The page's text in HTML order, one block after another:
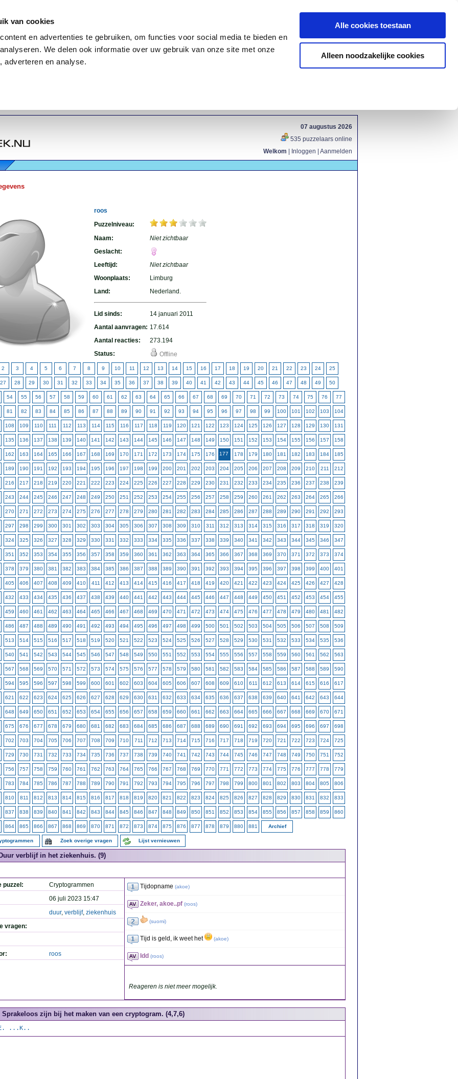
van cookies
en advertenties te gebruiken, om functies voor social media te bieden en
We delen ook informatie over uw gebruik van onze site met onze
adverteren en analyse.
Alle cookies toestaan
Alleen noodzakelijke cookies
07 augustus 2026
535 puzzelaars online
Welkom
Inloggen Aanmelden
roos
Puzzelniveau:
Naam:
Niet zichtbaar
Geslacht:
Leeftijd:
Niet zichtbaar
Woonplaats:
Limburg
Land:
Nederland.
Lid sinds:
14 januari 2011
Aantal aanvragen: 17.614
Aantal reacties:
273.194
Status:
Offline
2 3 4 5 6 7 8 9 10 11 12 13 14 15 16 17 18 19 20 21 22 23 24 25
27 28 29 30 31 32 33 34 35 36 37 38 39 40 41 42 43 44 45 46 47 48 49 50
54 55 56 57 58 59 60 61 62 63 64 65 66 67 68 69 70 71 72 73 74 75 76 77
81 82 83 84 85 86 87 88 89 90 91 92 93 94 95 96 97 98 99 100 101 102 103 104
108 109 110 111 112 113 114 115 116 117 118 119 120 121 122 123 124 125 126 127 128 129 130 131
135 136 137 138 139 140 141 142 143 144 145 146 147 148 149 150 151 152 153 154 155 156 157 158
162 163 164 165 166 167 168 169 170 171 172 173 174 175 176 177 178 179 180 181 182 183 184 185
189 190 191 192 193 194 195 196 197 198 199 200 201 202 203 204 205 206 207 208 209 210 211 212
216 217 218 219 220 221 222 223 224 225 226 227 228 229 230 231 232 233 234 235 236 237 238 239
243 244 245 246 247 248 249 250 251 252 253 254 255 256 257 258 259 260 261 262 263 264 265 266
270 271 272 273 274 275 276 277 278 279 280 281 282 283 284 285 286 287 288 289 290 291 292 293
297 298 299 300 301 302 303 304 305 306 307 308 309 310 311 312 313 314 315 316 317 318 319 320
324 325 326 327 328 329 330 331 332 333 334 335 336 337 338 339 340 341 342 343 344 345 346 347
351 352 353 354 355 356 357 358 359 360 361 362 363 364 365 366 367 368 369 370 371 372 373 374
378 379 380 381 382 383 384 385 386 387 388 389 390 391 392 393 394 395 396 397 398 399 400 401
405 406 407 408 409 410 411 412 413 414 415 416 417 418 419 420 421 422 423 424 425 426 427 428
432 433 434 435 436 437 438 439 440 441 442 443 444 445 446 447 448 449 450 451 452 453 454 455
459 460 461 462 463 464 465 466 467 468 469 470 471 472 473 474 475 476 477 478 479 480 481 482
486 487 488 489 490 491 492 493 494 495 496 497 498 499 500 501 502 503 504 505 506 507 508 509
513 514 515 516 517 518 519 520 521 522 523 524 525 526 527 528 529 530 531 532 533 534 535 536
540 541 542 543 544 545 546 547 548 549 550 551 552 553 554 555 556 557 558 559 560 561 562 563
567 568 569 570 571 572 573 574 575 576 577 578 579 580 581 582 583 584 585 586 587 588 589 590
594 595 596 597 598 599 600 601 602 603 604 605 606 607 608 609 610 611 612 613 614 615 616 617
621 622 623 624 625 626 627 628 629 630 631 632 633 634 635 636 637 638 639 640 641 642 643 644
648 649 650 651 652 653 654 655 656 657 658 659 660 661 662 663 664 665 666 667 668 669 670 671
675 676 677 678 679 680 681 682 683 684 685 686 687 688 689 690 691 692 693 694 695 696 697 698
702 703 704 705 706 707 708 709 710 711 712 713 714 715 716 717 718 719 720 721 722 723 724 725
729 730 731 732 733 734 735 736 737 738 739 740 741 742 743 744 745 746 747 748 749 750 751 752
756 757 758 759 760 761 762 763 764 765 766 767 768 769 770 771 772 773 774 775 776 777 778 779
783 784 785 786 787 788 789 790 791 792 793 794 795 796 797 798 799 800 801 802 803 804 805 806
810 811 812 813 814 815 816 817 818 819 820 821 822 823 824 825 826 827 828 829 830 831 832 833
837 838 839 840 841 842 843 844 845 846 847 848 849 850 851 852 853 854 855 856 857 858 859 860
864 865 866 867 868 869 870 871 872 873 874 875 876 877 878 879 880 881 Archief
Zoek overige vragen Lijst vernieuwen
verblijf in het ziekenhuis. (9)
puzzel:
Cryptogrammen
06 juli 2023 15:47
duur, verblijf, ziekenhuis
vragen:
roos
Tijdopname (akoe)
Zeker, akoe..pf (roos)
(suomi)
Tijd is geld, ik weet het (akoe)
Idd (roos)
Reageren is niet meer mogelijk.
Sprakeloos zijn bij het maken van een cryptogram. (4,7,6)
...K..